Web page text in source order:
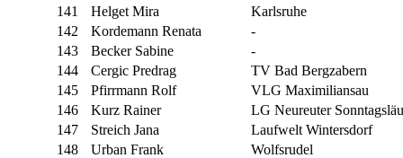
141
Helget Mira
Karlsruhe
142
Kordemann Renata
-
143
Becker Sabine
-
144
Cergic Predrag
TV Bad Bergzabern
145
Pfirrmann Rolf
VLG Maximiliansau
146
Kurz Rainer
LG Neureuter
147
Streich Jana
Laufwelt Wintersdorf
148
Urban Frank
Wolfsrudel